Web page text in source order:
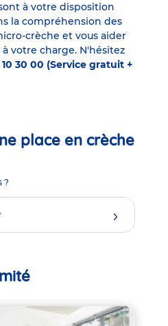
à votre disposition
la compréhension des
crèche et vous aider
votre charge. N'hésitez
30 00 (Service gratuit +
place en crèche
?